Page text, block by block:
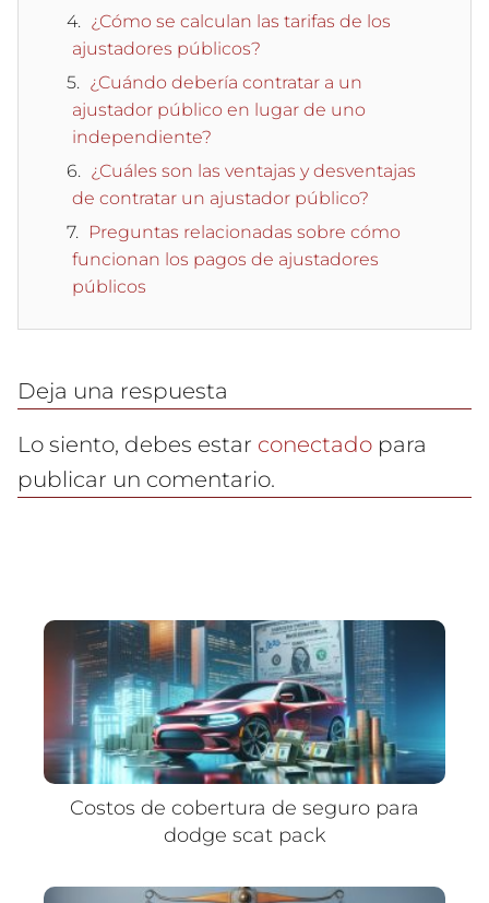
¿Cómo se calculan las tarifas de los
ajustadores públicos?
¿Cuándo debería contratar a un
ajustador público en lugar de uno
independiente?
¿Cuáles son las ventajas y desventajas
de contratar un ajustador público?
Preguntas relacionadas sobre cómo
funcionan los pagos de ajustadores
públicos
Deja una respuesta
Lo siento, debes estar conectado para
publicar un comentario.
Costos de cobertura de seguro para
dodge scat pack